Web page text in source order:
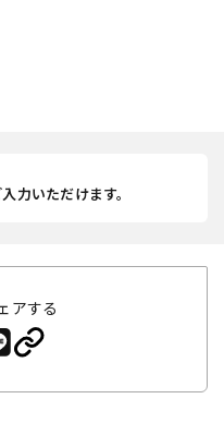
力いただけます。
アする